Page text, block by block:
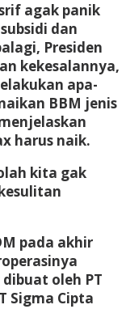
agak panik
dan
Presiden
kekesalannya,
apa-
BBM jenis
harus naik.
kita gak
pada akhir
oleh PT
Sigma Cipta